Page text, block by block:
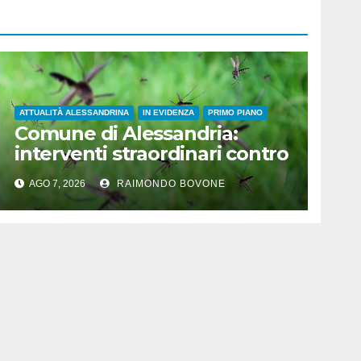
ATTUALITÀ ALESSANDRINA IN EVIDENZA PRIMO PIANO
Comune di Alessandria:
interventi straordinari contro
le zanzare
AGO 7, 2026 RAIMONDO BOVONE